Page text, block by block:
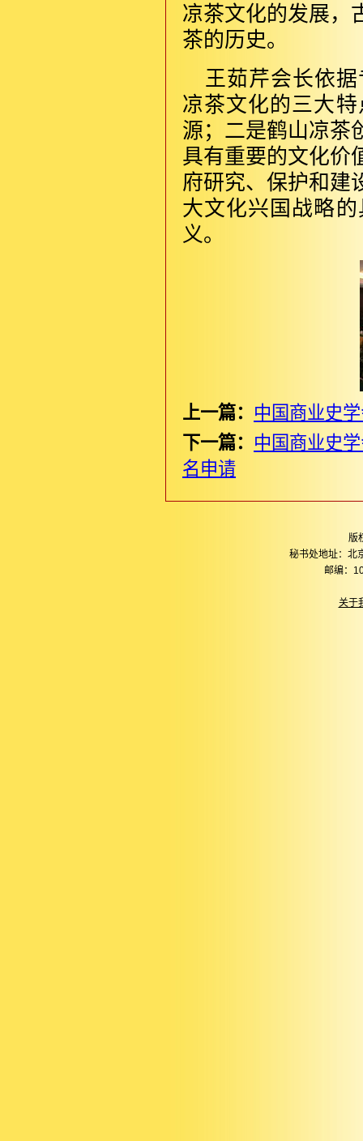
凉茶文化的发展，
茶的历史。
王茹芹会长依
凉茶文化的三大
源；二是鹤山凉茶
具有重要的文化价
府研究、保护和建
大文化兴国战略
义。
上一篇： 中国商业史
下一篇： 中国商业史
名申请
版
秘书处地址：北
邮编：
关于